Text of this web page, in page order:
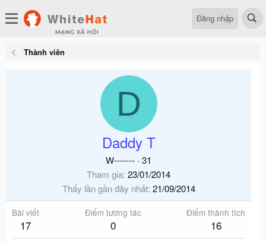
Đăng nhập
Thành viên
D
Daddy T
W------- · 31
Tham gia 23/01/2014
Thấy lần gần đây nhất 21/09/2014
Bài viết
17
Điểm tương tác
0
Điểm thành tích
16